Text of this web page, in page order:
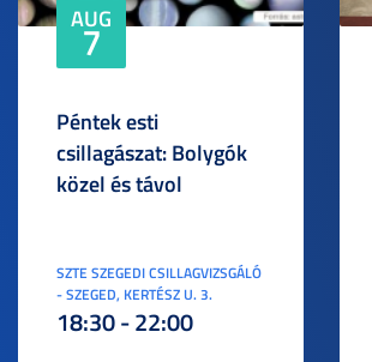
AUG
7
Péntek esti
csillagászat: Bolygók
közel és távol
SZTE SZEGEDI CSILLAGVIZSGÁLÓ
- SZEGED, KERTÉSZ U. 3.
18:30 - 22:00